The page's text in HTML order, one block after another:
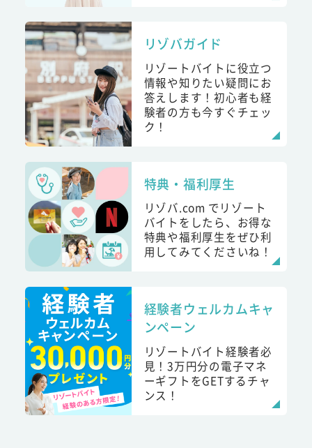
リゾバガイド
リゾートバイトに役立つ
情報や知りたい疑問にお
答えします！初心者も経
験者の方も今すぐチェッ
ク！
特典・福利厚生
リゾバ.com でリゾート
バイトをしたら、お得な
特典や福利厚生をぜひ利
用してみてくださいね！
経験者ウェルカムキャ
ンペーン
リゾートバイト経験者必
見！3万円分の電子マネ
ーギフトをGETするチャ
ンス！